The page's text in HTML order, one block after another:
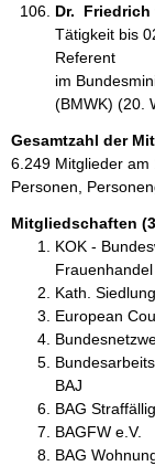
Dr.
Tätigkeit bis
Referent
im
(BMWK) (20.
Gesamtzahl der
6.249 Mitglieder
Personen,
Mitgliedschaften
KOK -
Kath.
European
BAJ
BAG
BAGFW e.V.
BAG